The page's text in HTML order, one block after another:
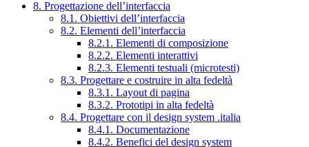
8. Progettazione dell’interfaccia
8.1. Obiettivi dell’interfaccia
8.2. Elementi dell’interfaccia
8.2.1. Elementi di composizione
8.2.2. Elementi interattivi
8.2.3. Elementi testuali (microtesti)
8.3. Progettare e costruire in alta fedeltà
8.3.1. Layout di pagina
8.3.2. Prototipi in alta fedeltà
8.4. Progettare con il design system .italia
8.4.1. Documentazione
8.4.2. Benefici del design system